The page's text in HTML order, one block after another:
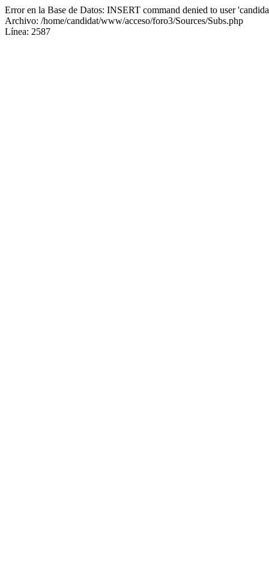
Error en la Base de Datos: INSERT command denied to user
Archivo: /home/candidat/www/acceso/foro3/Sources/Subs.php
Línea: 2587